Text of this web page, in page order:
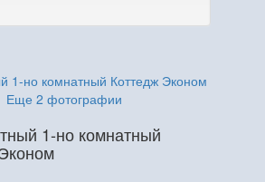
Еще 2 фотографии
1-но комнатный